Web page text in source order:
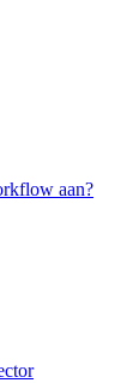
aan?